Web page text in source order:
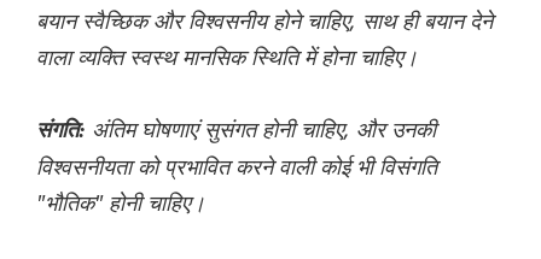
बयान स्वैच्छिक और विश्वसनीय होने चाहिए, साथ ही बयान देने
वाला व्यक्ति स्वस्थ मानसिक स्थिति में होना चाहिए।
संगति: अंतिम घोषणाएं सुसंगत होनी चाहिए, और उनकी
विश्वसनीयता को प्रभावित करने वाली कोई भी विसंगति
"भौतिक" होनी चाहिए।